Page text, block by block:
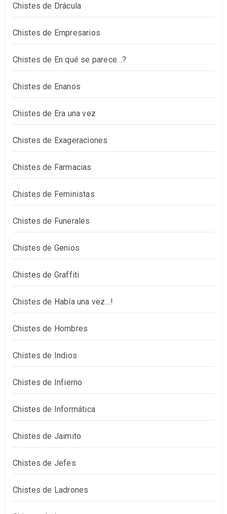
Chistes de Drácula
Chistes de Empresarios
Chistes de En qué se parece…?
Chistes de Enanos
Chistes de Era una vez
Chistes de Exageraciones
Chistes de Farmacias
Chistes de Feministas
Chistes de Funerales
Chistes de Genios
Chistes de Graffiti
Chistes de Había una vez…!
Chistes de Hombres
Chistes de Indios
Chistes de Infierno
Chistes de Informática
Chistes de Jaimito
Chistes de Jefes
Chistes de Ladrones